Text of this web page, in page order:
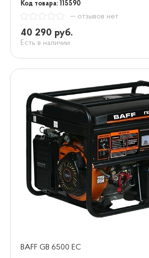
Код товара: 115590
— отзывов нет
40 290 руб.
Есть в наличии
BAFF GB 6500 EC